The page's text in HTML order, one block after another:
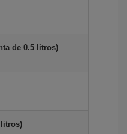
de 0.5 litros)
litros)